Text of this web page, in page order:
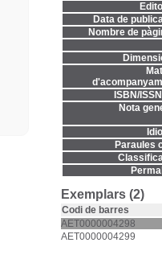
Data de
Nombre de
ISBN/
Nota
Paraules
Exemplars (2)
Codi de barres
AET0000004298
AET0000004299